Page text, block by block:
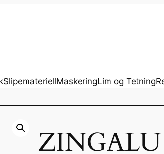
SlipemateriellMaskeringLim og Tetning
ZINGALU